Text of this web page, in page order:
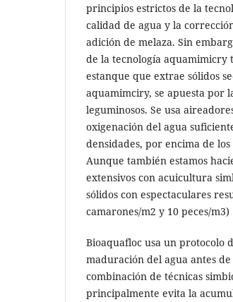
principios estrictos de la
calidad de agua y la
adición de melaza. Sin
de la tecnología aquamimicry
estanque que extrae sólidos
aquamimciry, se apuesta por
leguminosos. Se usa
oxigenación del agua
densidades, por encima de
Aunque también estamos
extensivos con acuicultura
sólidos con espectaculares
camarones/m2 y 10 peces/m3)
Bioaquafloc usa un protocolo
maduración del agua antes
combinación de técnicas
principalmente evita la